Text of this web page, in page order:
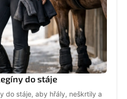
do stáje
do stáje, aby hřály, neškrtily a